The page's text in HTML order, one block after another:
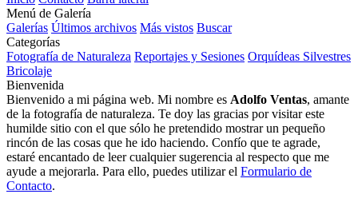
Menú de Galería
Galerías Últimos archivos Más vistos Buscar
Categorías
Fotografía de Naturaleza Reportajes y Sesiones Orquídeas Silvestres
Bricolaje
Bienvenida
Bienvenido a mi página web. Mi nombre es Adolfo Ventas, amante
de la fotografía de naturaleza. Te doy las gracias por visitar este
humilde sitio con el que sólo he pretendido mostrar un pequeño
rincón de las cosas que he ido haciendo. Confío que te agrade,
estaré encantado de leer cualquier sugerencia al respecto que me
ayude a mejorarla. Para ello, puedes utilizar el Formulario de
Contacto.